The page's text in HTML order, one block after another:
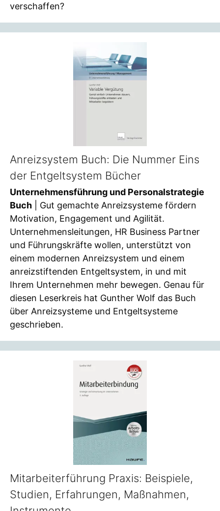
verschaffen?
Anreizsystem Buch: Die Nummer Eins
der Entgeltsystem Bücher
Unternehmensführung und Personalstrategie
Buch | Gut gemachte Anreizsysteme fördern
Motivation, Engagement und Agilität.
Unternehmensleitungen, HR Business Partner
und Führungskräfte wollen, unterstützt von
einem modernen Anreizsystem und einem
anreizstiftenden Entgeltsystem, in und mit
Ihrem Unternehmen mehr bewegen. Genau für
diesen Leserkreis hat Gunther Wolf das Buch
über Anreizsysteme und Entgeltsysteme
geschrieben.
Mitarbeiterführung Praxis: Beispiele,
Studien, Erfahrungen, Maßnahmen,